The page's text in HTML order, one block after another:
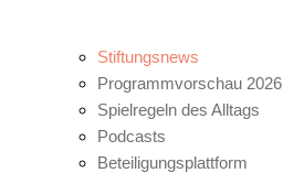
Stiftungsnews
Programmvorschau 2026
Spielregeln des Alltags
Podcasts
Beteiligungsplattform